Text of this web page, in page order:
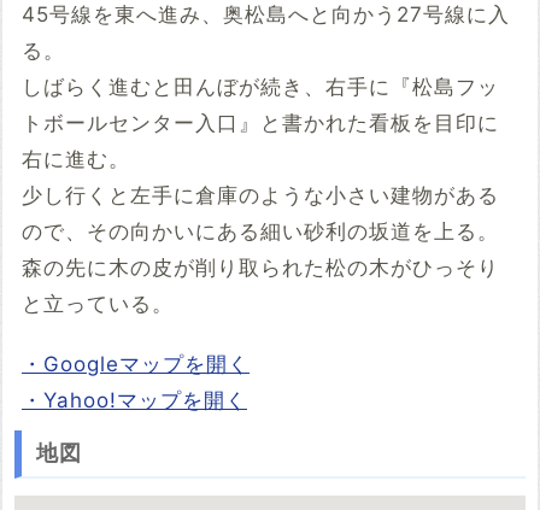
45号線を東へ進み、奥松島へと向かう27号線に入
る。
しばらく進むと田んぼが続き、右手に『松島フッ
トボールセンター入口』と書かれた看板を目印に
右に進む。
少し行くと左手に倉庫のような小さい建物がある
ので、その向かいにある細い砂利の坂道を上る。
森の先に木の皮が削り取られた松の木がひっそり
と立っている。
・Googleマップを開く
・Yahoo!マップを開く
地図